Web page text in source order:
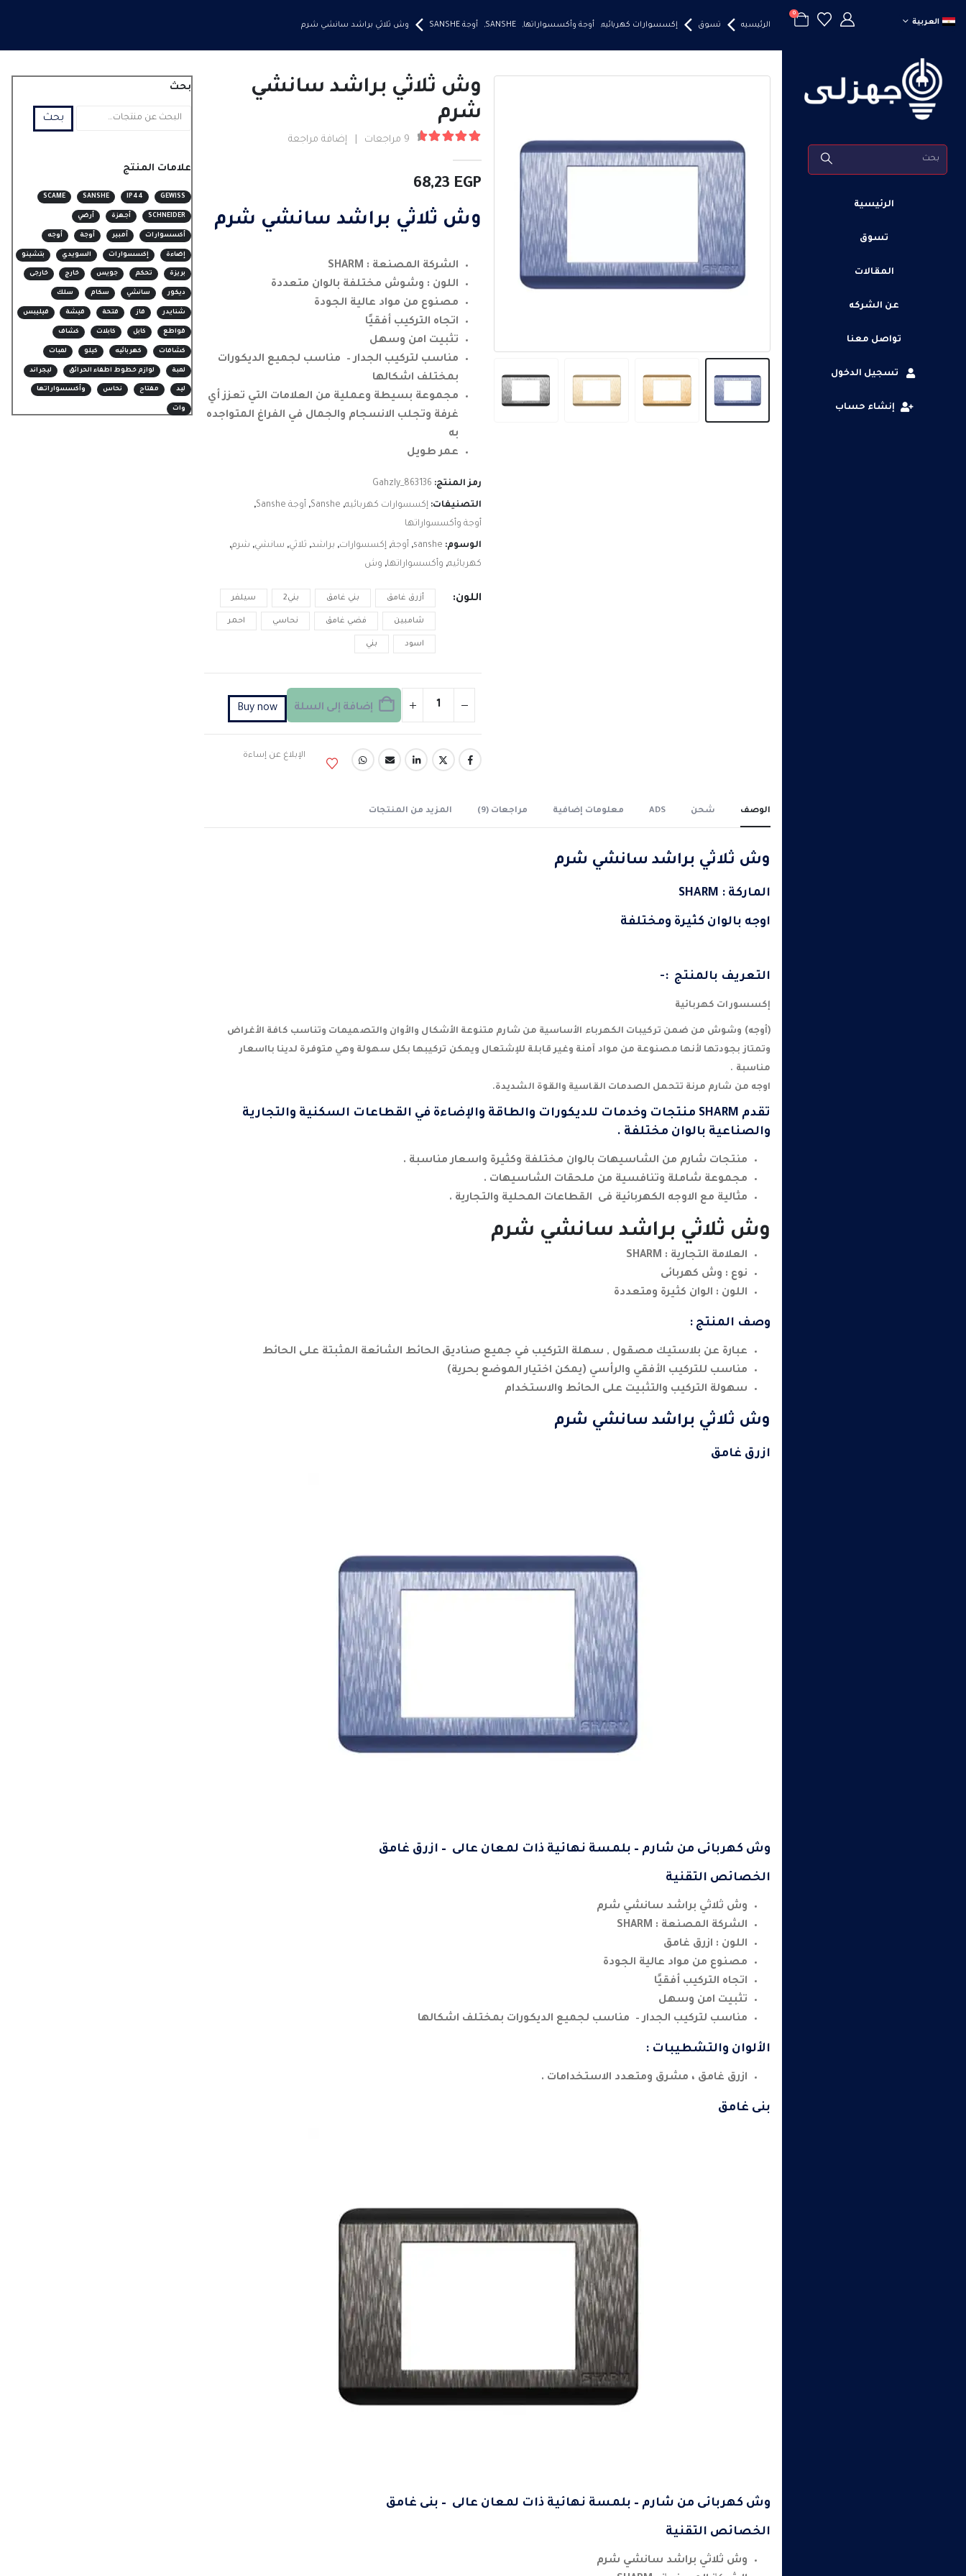
العربية
0
الرئيسية
تسوق
المقالات
عن الشركه
تواصل معنا
تسجيل الدخول
إنشاء حساب
الرئيسيه تسوق إكسسوارات كهربائيه, أوجة وأكسسواراتها,
SANSHE
, أوجة SANSHE وش ثلاثي براشد سانشي شرم
وش ثلاثي براشد سانشي
شرم
9 مراجعات إضافة مراجعة
68,23 EGP
وش ثلاثي براشد سانشي شرم
الشركة المصنعة : SHARM
اللون : وشوش مختلفة بالوان متعددة
مصنوع من مواد عالية الجودة
اتجاه التركيب أفقيًا
تثبيت امن وسهل
مناسب لتركيب الجدار – مناسب لجميع الديكورات
بمختلف اشكالها
مجموعة بسيطة وعملية من العلامات التي تعزز أي
غرفة وتجلب الانسجام والجمال في الفراغ المتواجده
به
عمر طويل
رمز المنتج: Gahzly_863136
التصنيفات: إكسسوارات كهربائيه,
Sanshe
, أوجة Sanshe
,
أوجة وأكسسواراتها
الوسوم: sanshe
, أوجة, إكسسوارات, براشد, ثلاثي, سانشي, شرم,
كهربائيه, وأكسسواراتها, وش
اللون أزرق غامق بني غامق بني2 سيلفر
شامبين فضي غامق نحاسي احمر
اسود بني
إضافة إلى السلة Buy now
الإبلاغ عن إساءة
الوصف شحن ADS معلومات إضافية مراجعات (9) المزيد من المنتجات
وش ثلاثي براشد سانشي شرم
الماركة : SHARM
اوجه بالوان كثيرة ومختلفة
التعريف بالمنتج :-
إكسسورات كهربائية
(أوجه) وشوش من ضمن تركيبات الكهرباء الأساسية من شارم متنوعة الأشكال والأوان والتصميمات وتناسب كافة الأغراض
وتمتاز بجودتها لأنها مصنوعة من مواد آمنة وغير قابلة للإشتعال ويمكن تركيبها بكل سهولة وهي متوفرة لدينا بااسعار
مناسبة .
اوجه من شارم مرنة تتحمل الصدمات القاسية والقوة الشديدة.
تقدم SHARM منتجات وخدمات للديكورات والطاقة والإضاءة في القطاعات السكنية والتجارية
والصناعية بالوان مختلفة .
منتجات شارم من الشاسيهات بالوان مختلفة وكثيرة واسعار مناسبة .
مجموعة شاملة وتنافسية من ملحقات الشاسيهات .
مثالية مع الاوجه الكهربائية فى القطاعات المحلية والتجارية .
وش ثلاثي براشد سانشي شرم
العلامة التجارية : SHARM
نوع : وش كهربائى
اللون : الوان كثيرة ومتعددة
وصف المنتج :
عبارة عن بلاستيك مصقول , سهلة التركيب في جميع صناديق الحائط الشائعة المثبتة على الحائط
مناسب للتركيب الأفقي والرأسي (يمكن اختيار الموضع بحرية)
سهولة التركيب والتثبيت على الحائط والاستخدام
وش ثلاثي براشد سانشي شرم
ازرق غامق
وش كهربائى من شارم – بلمسة نهائية ذات لمعان عالى – ازرق غامق
الخصائص التقنية
وش ثلاثي براشد سانشي شرم
الشركة المصنعة : SHARM
اللون : ازرق غامق
مصنوع من مواد عالية الجودة
اتجاه التركيب أفقيًا
تثبيت امن وسهل
مناسب لتركيب الجدار – مناسب لجميع الديكورات بمختلف اشكالها
الألوان والتشطيبات :
ازرق غامق ، مشرق ومتعدد الاستخدامات .
بنى غامق
وش كهربائى من شارم – بلمسة نهائية ذات لمعان عالى – بنى غامق
الخصائص التقنية
وش ثلاثي براشد سانشي شرم
بحث
بحث
علامات المنتج
GEWISS
IP44
SANSHE
SCAME
SCHNEIDER أجهزة أرضي
أكسسوارات أمبير أوجة أوجه
إضاءة إكسسوارات السويدي بتشينو
بريزة تحكم جويس خارج خارجى
ديكور سانشي سكام سلك
شنايدر فاز فتحة فيشة فيليبس
قواطع كابل كابلات كشاف
كشافات كهربائيه كيلو لمبات
لمبة لوازم خطوط اطفاء الحرائق ليجراند
ليد مفتاح نحاس وأكسسواراتها
وات